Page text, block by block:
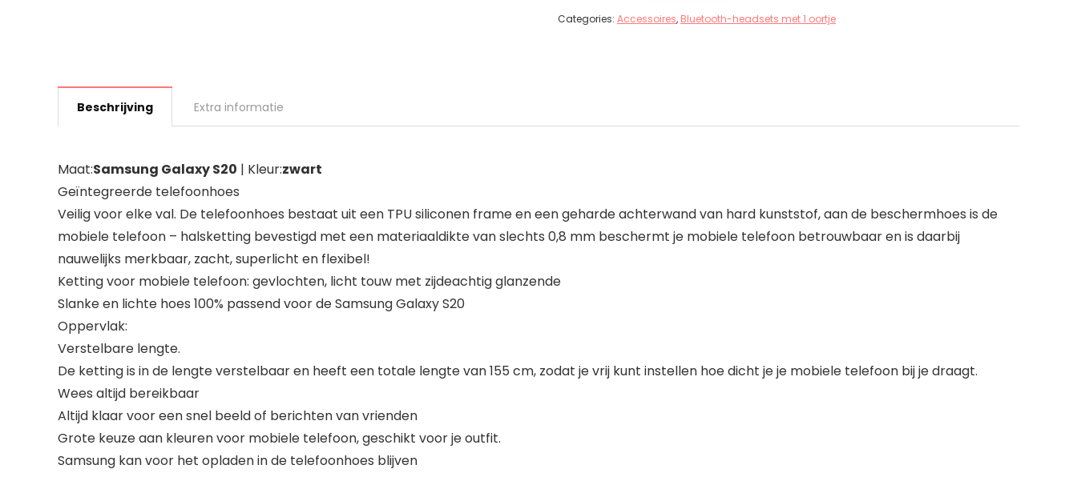
Categories: Accessoires, Bluetooth-headsets met 1 oortje
Beschrijving Extra informatie
Maat:Samsung Galaxy S20 | Kleur:zwart
Geïntegreerde telefoonhoes
Veilig voor elke val. De telefoonhoes bestaat uit een TPU siliconen frame en een geharde achterwand van hard kunststof, aan de beschermhoes is de
mobiele telefoon – halsketting bevestigd met een materiaaldikte van slechts 0,8 mm beschermt je mobiele telefoon betrouwbaar en is daarbij
nauwelijks merkbaar, zacht, superlicht en flexibel!
Ketting voor mobiele telefoon: gevlochten, licht touw met zijdeachtig glanzende
Slanke en lichte hoes 100% passend voor de Samsung Galaxy S20
Oppervlak:
Verstelbare lengte.
De ketting is in de lengte verstelbaar en heeft een totale lengte van 155 cm, zodat je vrij kunt instellen hoe dicht je je mobiele telefoon bij je draagt.
Wees altijd bereikbaar
Altijd klaar voor een snel beeld of berichten van vrienden
Grote keuze aan kleuren voor mobiele telefoon, geschikt voor je outfit.
Samsung kan voor het opladen in de telefoonhoes blijven